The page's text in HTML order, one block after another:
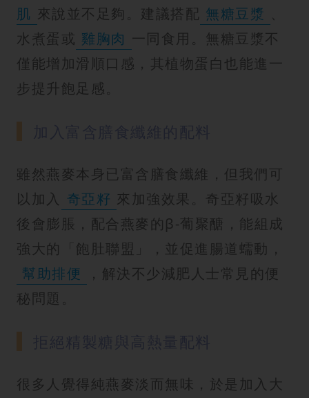
肌 來說並不足夠。建議搭配 無糖豆漿 、
水煮蛋或 雞胸肉 一同食用。無糖豆漿不
僅能增加滑順口感，其植物蛋白也能進一
步提升飽足感。
雖然燕麥本身已富含膳食纖維，但我們可
以加入 奇亞籽 來加強效果。奇亞籽吸水
後會膨脹，配合燕麥的β-葡聚醣，能組成
強大的「飽肚聯盟」，並促進腸道蠕動，
幫助排便
，解決不少減肥人士常見的便
秘問題。
很多人覺得純燕麥淡而無味，於是加入大